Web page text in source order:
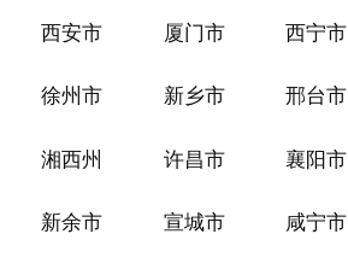
西安市 厦门市 西宁市
徐州市 新乡市 邢台市
湘西州 许昌市 襄阳市
新余市 宣城市 咸宁市